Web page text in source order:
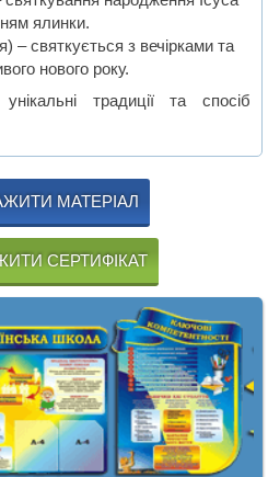
ялинки.
– святкується з вечірками та
нового року.
традиції та спосіб
МАТЕРІАЛ
СЕРТИФІКАТ